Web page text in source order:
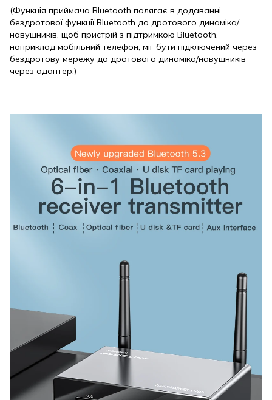
(Функція приймача Bluetooth полягає в додаванні
бездротової функції Bluetooth до дротового динаміка/
навушників, щоб пристрій з підтримкою Bluetooth,
наприклад мобільний телефон, міг бути підключений через
бездротову мережу до дротового динаміка/навушників
через адаптер.)